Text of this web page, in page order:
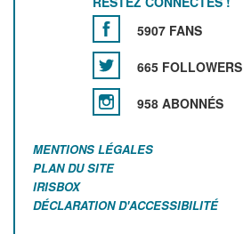
5907 FANS
665 FOLLOWERS
958 ABONNÉS
MENTIONS LÉGALES
PLAN DU SITE
IRISBOX
DÉCLARATION D'ACCESSIBILITÉ